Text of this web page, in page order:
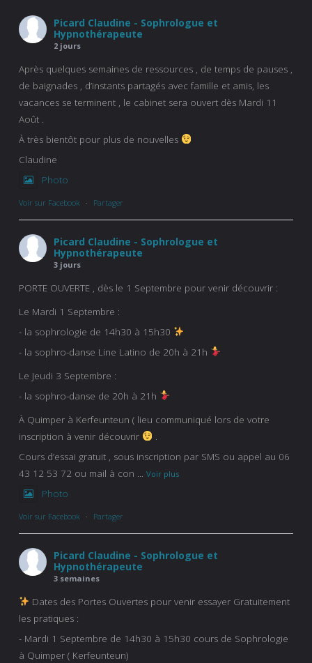
Picard Claudine - Sophrologue et
Hypnothérapeute
2 jours
Après quelques semaines de ressources , de temps de pauses ,
de baignades , d’instants partagés avec famille et amis, les
vacances se terminent , le cabinet sera ouvert dès Mardi 11
Août .
À très bientôt pour plus de nouvelles
Claudine
Photo
Voir sur Facebook · Partager
Picard Claudine - Sophrologue et
Hypnothérapeute
3 jours
PORTE OUVERTE , dès le 1 Septembre pour venir découvrir :
Le Mardi 1 Septembre :
- la sophrologie de 14h30 à 15h30
- la sophro-danse Line Latino de 20h à 21h
Le Jeudi 3 Septembre :
- la sophro-danse de 20h à 21h
À Quimper à Kerfeunteun ( lieu communiqué lors de votre
inscription à venir découvrir
Cours d’essai gratuit , sous inscription par SMS ou appel au 06
43 12 53 72 ou mail à con
Voir plus
Photo
Voir sur Facebook · Partager
Picard Claudine - Sophrologue et
Hypnothérapeute
3 semaines
Dates des Portes Ouvertes pour venir essayer Gratuitement
les pratiques :
- Mardi 1 Septembre de 14h30 à 15h30 cours de Sophrologie
à Quimper ( Kerfeunteun)